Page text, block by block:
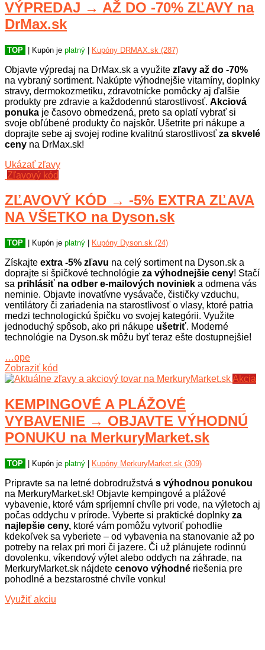
VÝPREDAJ → AŽ DO -70% ZĽAVY na
DrMax.sk
TOP | Kupón je platný | Kupóny DRMAX.sk (287)
Objavte výpredaj na DrMax.sk a využite zľavy až do -70%
na vybraný sortiment. Nakúpte výhodnejšie vitamíny, doplnky
stravy, dermokozmetiku, zdravotnícke pomôcky aj ďalšie
produkty pre zdravie a každodennú starostlivosť. Akciová
ponuka je časovo obmedzená, preto sa oplatí vybrať si
svoje obľúbené produkty čo najskôr. Ušetrite pri nákupe a
doprajte sebe aj svojej rodine kvalitnú starostlivosť za skvelé
ceny na DrMax.sk!
Ukázať zľavy
Zľavový kód
ZĽAVOVÝ KÓD → -5% EXTRA ZĽAVA
NA VŠETKO na Dyson.sk
TOP | Kupón je platný Kupóny Dyson.sk (24)
Získajte extra -5% zľavu na celý sortiment na Dyson.sk a
doprajte si špičkové technológie za výhodnejšie ceny! Stačí
sa prihlásiť na odber e-mailových noviniek a odmena vás
neminie. Objavte inovatívne vysávače, čističky vzduchu,
ventilátory či zariadenia na starostlivosť o vlasy, ktoré patria
medzi technologickú špičku vo svojej kategórii. Využite
jednoduchý spôsob, ako pri nákupe ušetriť. Moderné
technológie na Dyson.sk môžu byť teraz ešte dostupnejšie!
…ope
Zobraziť kód
Akcia
KEMPINGOVÉ A PLÁŽOVÉ
VYBAVENIE → OBJAVTE VÝHODNÚ
PONUKU na MerkuryMarket.sk
TOP | Kupón je platný Kupóny MerkuryMarket.sk (309)
Pripravte sa na letné dobrodružstvá s výhodnou ponukou
na MerkuryMarket.sk! Objavte kempingové a plážové
vybavenie, ktoré vám spríjemní chvíle pri vode, na výletoch aj
počas oddychu v prírode. Vyberte si praktické doplnky za
najlepšie ceny, ktoré vám pomôžu vytvoriť pohodlie
kdekoľvek sa vyberiete – od vybavenia na stanovanie až po
potreby na relax pri mori či jazere. Či už plánujete rodinnú
dovolenku, víkendový výlet alebo oddych na záhrade, na
MerkuryMarket.sk nájdete cenovo výhodné riešenia pre
pohodlné a bezstarostné chvíle vonku!
Využiť akciu